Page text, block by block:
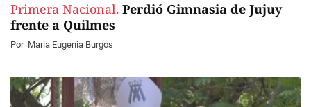
Primera Nacional. Perdió Gimnasia de Jujuy
frente a Quilmes
Por Maria Eugenia Burgos